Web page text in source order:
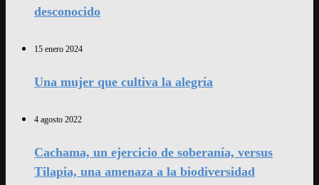
desconocido
15 enero 2024
Una mujer que cultiva la alegría
4 agosto 2022
Cachama, un ejercicio de soberanía, versus
Tilapia, una amenaza a la biodiversidad